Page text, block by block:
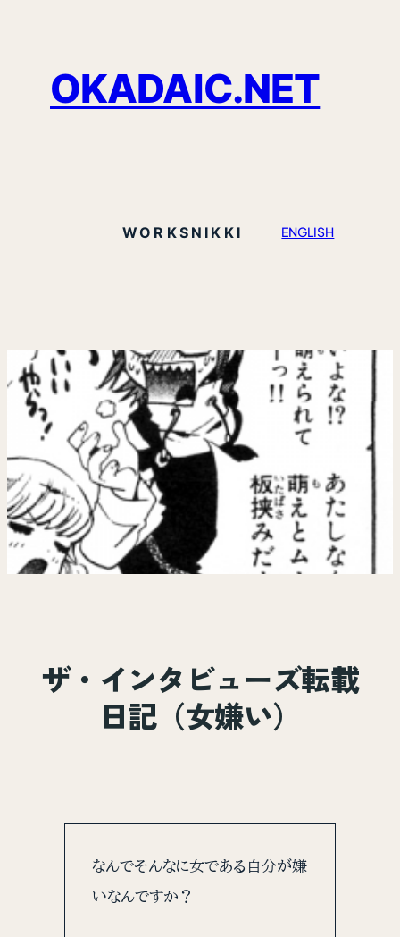
OKADAIC.NET
WORKS NIKKI ENGLISH
ザ・インタビューズ転載
日記（女嫌い）
なんでそんなに女である自分が嫌
いなんですか？